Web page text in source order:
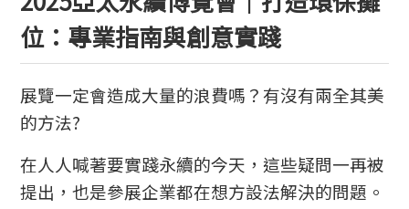
位：專業指南與創意實踐
展覽一定會造成大量的浪費嗎？有沒有兩全其美
的方法?
在人人喊著要實踐永續的今天，這些疑問一再被
提出，也是參展企業都在想方設法解決的問題。